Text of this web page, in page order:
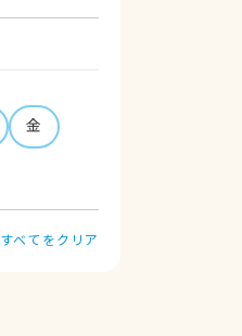
金
すべてをクリア